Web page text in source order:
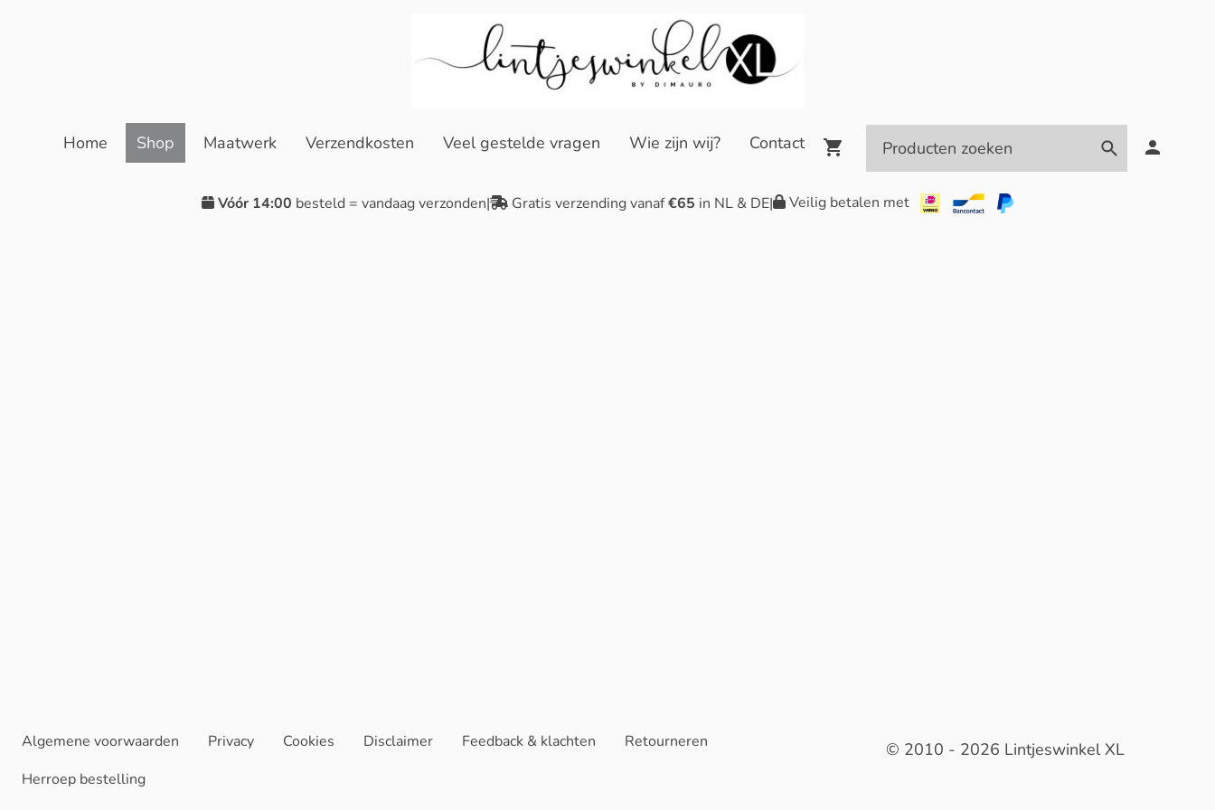
Home Shop Maatwerk Verzendkosten Veel gestelde vragen Wie zijn wij? Contact
Vóór 14:00 besteld = vandaag verzonden| Gratis verzending vanaf€65 in NL & DE| Veilig betalen met
Algemene voorwaarden Privacy Cookies Disclaimer Feedback & klachten
Retourneren
Herroep bestelling
© 2010 - 2026 Lintjeswinkel XL